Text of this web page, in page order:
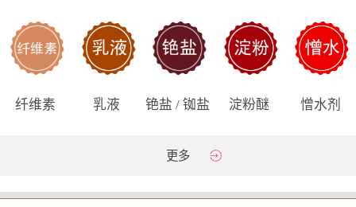
纤维素 乳液 铯盐 / 铷盐 淀粉醚 憎水剂
更多